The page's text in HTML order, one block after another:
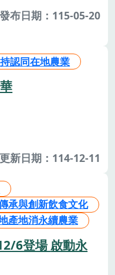
發布日期：115-05-20
認同在地農業
更新日期：114-12-11
承與創新飲食文化
產地消永續農業
場 啟動永